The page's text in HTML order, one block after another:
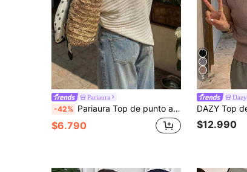
Pariaura
-42% Pariaura Top de punto asimétrico de hombro beige para mujer, top de manga corta suelta con manga de murciélago, elegante y chic para vacaciones de verano casuales
$6.790
5
Dazy
$12.990